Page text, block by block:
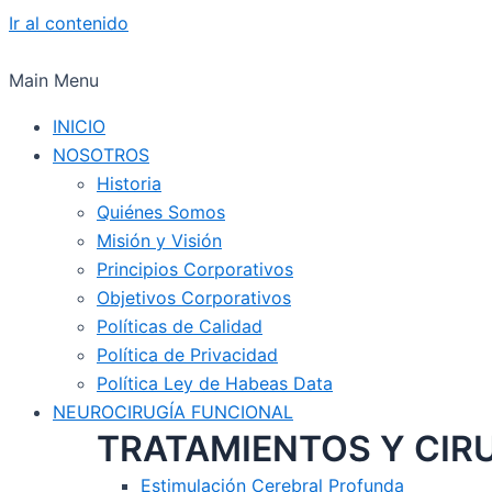
Ir al contenido
Main Menu
INICIO
NOSOTROS
Historia
Quiénes Somos
Misión y Visión
Principios Corporativos
Objetivos Corporativos
Políticas de Calidad
Política de Privacidad
Política Ley de Habeas Data
NEUROCIRUGÍA FUNCIONAL
TRATAMIENTOS Y
Estimulación Cerebral Profunda